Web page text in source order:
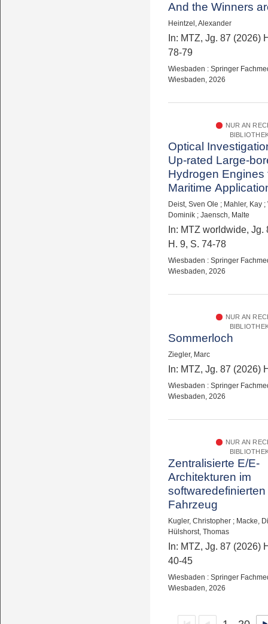
And the Winners
Heintzel, Alexander
In: MTZ, Jg. 87 (2026)
78-79
Wiesbaden : Springer
Wiesbaden, 2026
NUR AN
Optical
Up-rated Large-
Hydrogen Engines
Maritime
Deist, Sven Ole ; Mahler, Kay ;
Dominik ; Jaensch, Malte
In: MTZ worldwide, Jg.
H. 9, S. 74-78
Wiesbaden : Springer
Wiesbaden, 2026
NUR AN
Sommerloch
Ziegler, Marc
In: MTZ, Jg. 87 (2026)
Wiesbaden : Springer
Wiesbaden, 2026
NUR AN
Zentralisierte E/E-
Architekturen im
softwaredefinierten
Fahrzeug
Kugler, Christopher ; Macke,
Hülshorst, Thomas
In: MTZ, Jg. 87 (2026)
40-45
Wiesbaden : Springer
Wiesbaden, 2026